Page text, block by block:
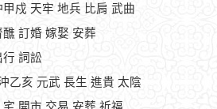
戍 天牢 地兵 比肩 武曲
訂婚 嫁娶 安葬
行 詞訟
乙亥 元武 長生 進貴 太陰